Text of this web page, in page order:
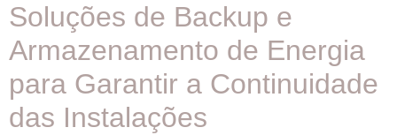
Soluções de Backup e
Armazenamento de Energia
para Garantir a Continuidade
das Instalações